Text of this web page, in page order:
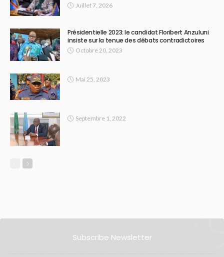
Juillet 7, 2026
Présidentielle 2023: le candidat Floribert Anzuluni
insiste sur la tenue des débats contradictoires
Octobre 20, 2023
Mai 25, 2023
Septembre 1, 2022
Subscribe Newsletter